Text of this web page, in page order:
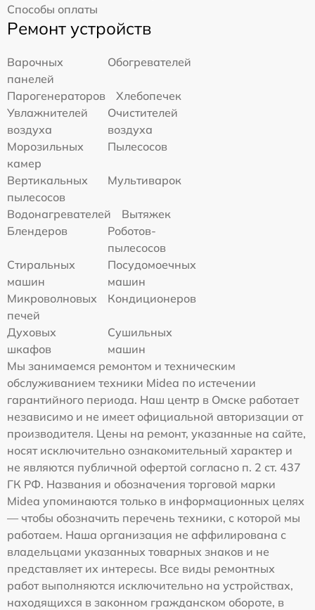
Способы оплаты
Ремонт устройств
Варочных
панелей
Обогревателей
Парогенераторов
Хлебопечек
Увлажнителей
воздуха
Очистителей
воздуха
Морозильных
камер
Пылесосов
Вертикальных
пылесосов
Мультиварок
Водонагревателей
Вытяжек
Блендеров
Роботов-
пылесосов
Стиральных
машин
Посудомоечных
машин
Микроволновых
печей
Кондиционеров
Духовых
шкафов
Сушильных
машин
Мы занимаемся ремонтом и техническим
обслуживанием техники Midea по истечении
гарантийного периода. Наш центр в Омске работает
независимо и не имеет официальной авторизации от
производителя. Цены на ремонт, указанные на сайте,
носят исключительно ознакомительный характер и
не являются публичной офертой согласно п. 2 ст. 437
ГК РФ. Названия и обозначения торговой марки
Midea упоминаются только в информационных целях
— чтобы обозначить перечень техники, с которой мы
работаем. Наша организация не аффилирована с
владельцами указанных товарных знаков и не
представляет их интересы. Все виды ремонтных
работ выполняются исключительно на устройствах,
находящихся в законном гражданском обороте, в